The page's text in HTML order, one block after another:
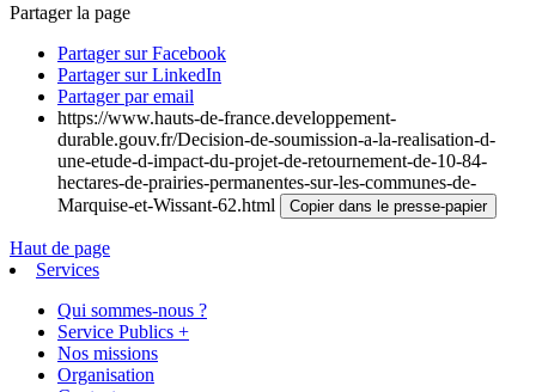
Partager la page
Partager sur Facebook
Partager sur LinkedIn
Partager par email
https://www.hauts-de-france.developpement-
durable.gouv.fr/Decision-de-soumission-a-la-realisation-d-
une-etude-d-impact-du-projet-de-retournement-de-10-84-
hectares-de-prairies-permanentes-sur-les-communes-de-
Marquise-et-Wissant-62.html
Copier dans le presse-papier
Haut de page
Services
Qui sommes-nous ?
Service Publics +
Nos missions
Organisation